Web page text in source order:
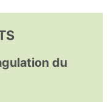
du